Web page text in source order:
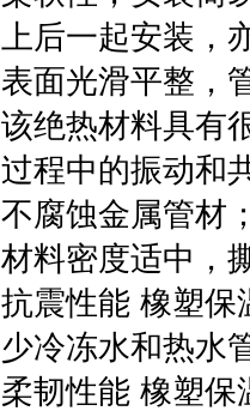
上后一起安装，
表面光滑平整，
该绝热材料具有
过程中的振动和
不腐蚀金属管材
材料密度适中，
抗震性能 橡塑保
少冷冻水和热水
柔韧性能 橡塑保